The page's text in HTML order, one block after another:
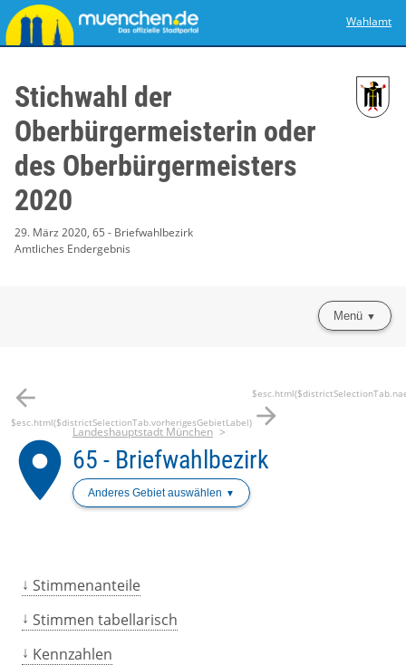
Wahlamt
Stichwahl der
Oberbürgermeisterin oder
des Oberbürgermeisters
2020
29. März 2020, 65 - Briefwahlbezirk
Amtliches Endergebnis
Menü
arrow_back
$esc.html($districtSelectionTab.vorherigesGebietLabel) arrow_forward
place
Landeshauptstadt München
65 - Briefwahlbezirk
Anderes Gebiet auswählen
Stimmenanteile
Stimmen tabellarisch
Kennzahlen